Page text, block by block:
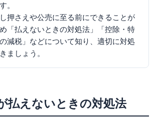
。
押さえや公売に至る前にできることが
「払えないときの対処法」「控除・特
減税」などについて知り、適切に対処
ましょう。
払えないときの対処法